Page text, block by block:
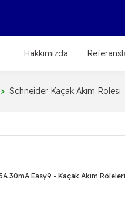
Hakkımızda
Schneider Kaçak Akım Rolesi